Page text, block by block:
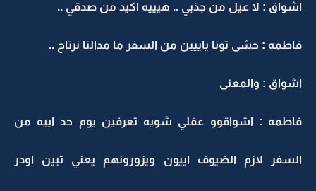
اشواق : لا عيل من جذبي .. هيييه اكيد من صدقي ..
فاطمه : حشى تونا ياييبن من السفر ما مدالنا نرتاح ..
اشواق : والمعنى
فاطمه : اشواقوو عقلي شويه تعرفين يوم حد اييه من
السفر لازم الضيوف اييون ويزورونهم يعني تبين اودر